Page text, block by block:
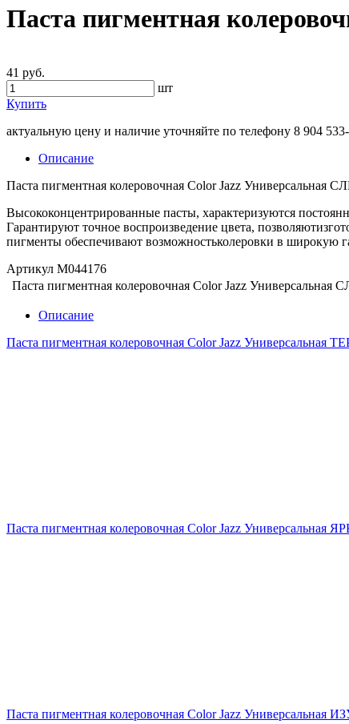
Паста пигментная
41 руб.
шт
Купить
актуальную цену и наличие уточняйте по телефону 8 904
Описание
Паста пигментная колеровочная Color Jazz Универсальная
Высококонцентрированные пасты, характеризуются
Гарантируют точное воспроизведение цвета,
пигменты обеспечивают возможностьколеровки в
Артикул М044176
Паста пигментная колеровочная Color Jazz Универсальная
Описание
Паста пигментная колеровочная Color Jazz Универсальная
Паста пигментная колеровочная Color Jazz Универсальная
Паста пигментная колеровочная Color Jazz Универсальная